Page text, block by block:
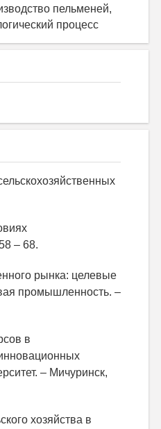
пельменей,
процесс
– 68.
рынка: целевые
промышленность. –
в
– Мичуринск,
хозяйства в